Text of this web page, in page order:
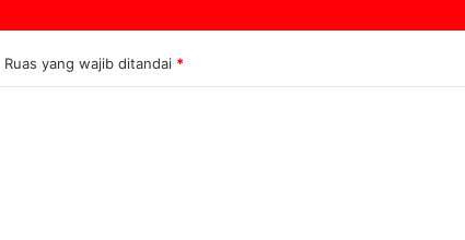
Ruas yang wajib ditandai *